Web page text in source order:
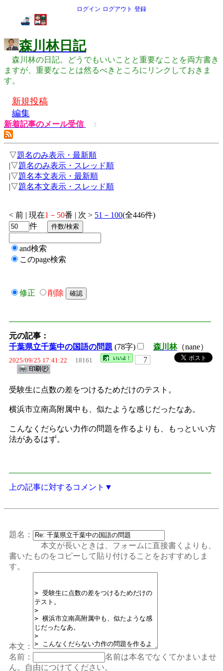
ログイン ログアウト 登録
森川林日記
森川林の日記。どうでもいいことと重要なことを両方書き
ますが、重要なことは然るべきところにリンクしておきま
す。
新規投稿
編集
新着記事のメール受信 3
▽題名のみ表示・最新順
|▽題名のみ表示・スレッド順
|▽題名本文表示・最新順
|▽題名本文表示・スレッド順
< 前 | 現在1－50番 | 次 > 51－100(全446件)
件
and検索
このpage検索
修正 削除
元の記事：
千葉県立千葉中の国語の問題 (78字) 森川林（nane）
2025/09/25 17:41:22 18161 7
受験生に点数の差をつけるためだけのテスト。
横浜市立南高附属中も、似たような感じだったなあ。
こんなくだらない力作の問題を作るよりも、もっといい方
法があるはず。
上の記事に対するコメント▼
題名：
本文が長いときは、フォームに直接書くよりも、
書いたものをコピーして貼り付けることをおすすめしま
す。
本文：
名前：
名前は本名でなくてかまいませ
ん。自由につけてください。